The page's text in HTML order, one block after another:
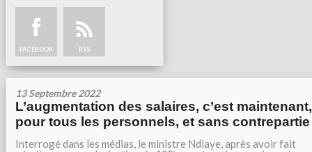
FACEBOOK RSS
13 Septembre 2022
L’augmentation des salaires, c’est maintenant,
pour tous les personnels, et sans contrepartie
Interrogé dans les médias, le ministre Ndiaye, après avoir fait